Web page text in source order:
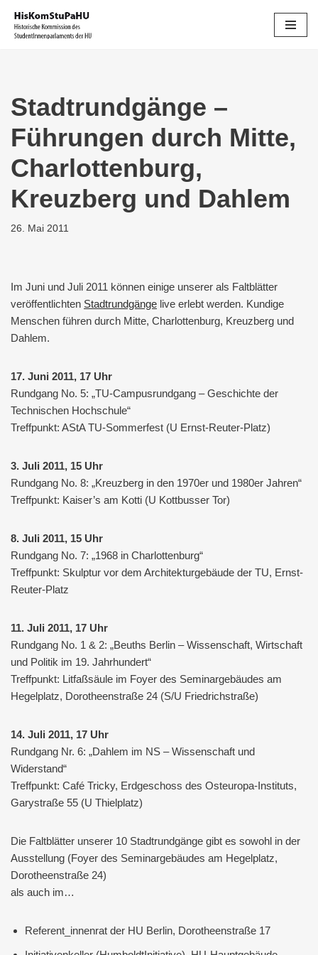
Zum
Stadtrundgänge –
Führungen durch Mitte,
Charlottenburg,
Kreuzberg und Dahlem
26. Mai 2011
Im Juni und Juli 2011 können einige unserer als Faltblätter
veröffentlichten Stadtrundgänge live erlebt werden. Kundige
Menschen führen durch Mitte, Charlottenburg, Kreuzberg und
Dahlem.
17. Juni 2011, 17 Uhr
Rundgang No. 5: „TU-Campusrundgang – Geschichte der
Technischen Hochschule“
Treffpunkt: AStA TU-Sommerfest (U Ernst-Reuter-Platz)
3. Juli 2011, 15 Uhr
Rundgang No. 8: „Kreuzberg in den 1970er und 1980er Jahren“
Treffpunkt: Kaiser’s am Kotti (U Kottbusser Tor)
8. Juli 2011, 15 Uhr
Rundgang No. 7: „1968 in Charlottenburg“
Treffpunkt: Skulptur vor dem Architekturgebäude der TU, Ernst-
Reuter-Platz
11. Juli 2011, 17 Uhr
Rundgang No. 1 & 2: „Beuths Berlin – Wissenschaft, Wirtschaft
und Politik im 19. Jahrhundert“
Treffpunkt: Litfaßsäule im Foyer des Seminargebäudes am
Hegelplatz, Dorotheenstraße 24 (S/U Friedrichstraße)
14. Juli 2011, 17 Uhr
Rundgang Nr. 6: „Dahlem im NS – Wissenschaft und
Widerstand“
Treffpunkt: Café Tricky, Erdgeschoss des Osteuropa-Instituts,
Garystraße 55 (U Thielplatz)
Die Faltblätter unserer 10 Stadtrundgänge gibt es sowohl in der
Ausstellung (Foyer des Seminargebäudes am Hegelplatz,
Dorotheenstraße 24)
als auch im…
Referent_innenrat der HU Berlin, Dorotheenstraße 17